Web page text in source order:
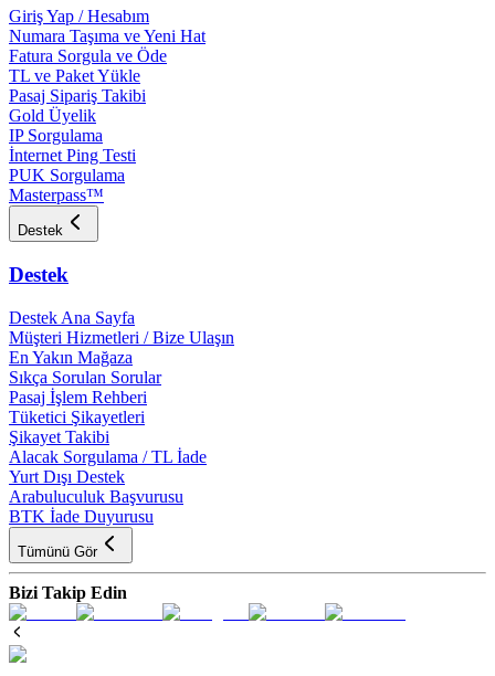
Giriş Yap / Hesabım
Numara Taşıma ve Yeni Hat
Fatura Sorgula ve Öde
TL ve Paket Yükle
Pasaj Sipariş Takibi
Gold Üyelik
IP Sorgulama
İnternet Ping Testi
PUK Sorgulama
Masterpass™
Destek
Destek
Destek Ana Sayfa
Müşteri Hizmetleri / Bize Ulaşın
En Yakın Mağaza
Sıkça Sorulan Sorular
Pasaj İşlem Rehberi
Tüketici Şikayetleri
Şikayet Takibi
Alacak Sorgulama / TL İade
Yurt Dışı Destek
Arabuluculuk Başvurusu
BTK İade Duyurusu
Tümünü Gör
Bizi Takip Edin